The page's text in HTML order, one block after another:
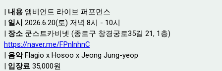
| 내용 앰비언트 라이브 퍼포먼스
| 일시 2026.6.20(토) 저녁 8시 - 10시
| 장소 쿤스트카비넷 (종로구 창경궁로35길 21, 1층)
https://naver.me/FPnlnhnC
| 음악Flagio x Hosoo x Jeong Jung-yeop
| 입장료 35,000원